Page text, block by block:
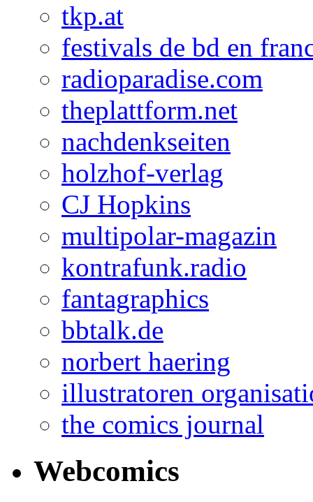
tkp.at
festivals de bd en
radioparadise.com
theplattform.net
nachdenkseiten
holzhof-verlag
CJ Hopkins
multipolar-magazin
kontrafunk.radio
fantagraphics
bbtalk.de
norbert haering
illustratoren
the comics journal
Webcomics